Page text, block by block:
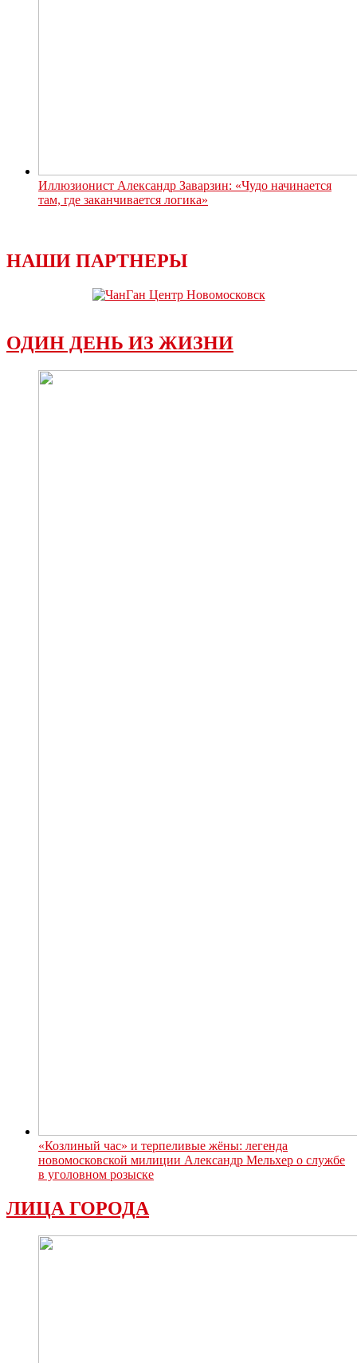
Иллюзионист Александр Заварзин: «Чудо начинается
там, где заканчивается логика»
НАШИ ПАРТНЕРЫ
ОДИН ДЕНЬ ИЗ ЖИЗНИ
«Козлиный час» и терпеливые жёны: легенда
новомосковской милиции Александр Мельхер о службе
в уголовном розыске
ЛИЦА ГОРОДА